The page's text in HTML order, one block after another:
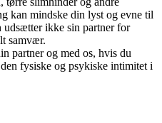
kan mindske din lyst og evne til
ikke sin partner for
samvær.
partner og med os, hvis du
fysiske og psykiske intimitet i